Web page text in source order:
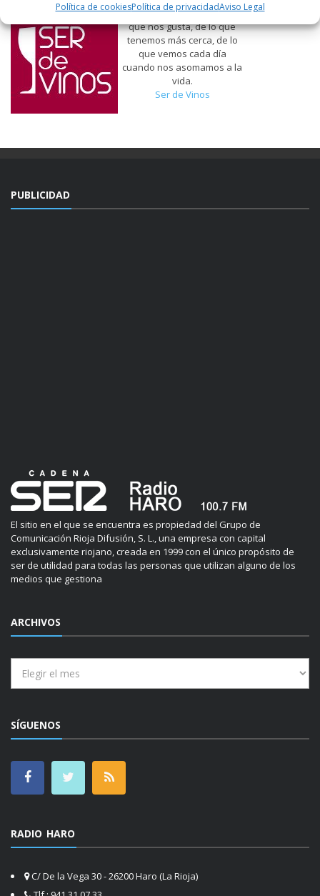
Política de cookiesPolítica de privacidadAviso Legal
Hablamos de vinos, de lo
que nos gusta, de lo que
tenemos más cerca, de lo
que vemos cada día
cuando nos asomamos a la
vida.
Ser de Vinos
PUBLICIDAD
El sitio en el que se encuentra es propiedad del Grupo de
Comunicación Rioja Difusión, S. L., una empresa con capital
exclusivamente riojano, creada en 1999 con el único propósito de
ser de utilidad para todas las personas que utilizan alguno de los
medios que gestiona
ARCHIVOS
SÍGUENOS
RADIO HARO
C/ De la Vega 30 - 26200 Haro (La Rioja)